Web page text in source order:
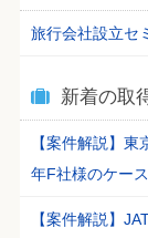
旅行会社設立セ
新着の取
【案件解説】
年F社様のケース
【案件解説】